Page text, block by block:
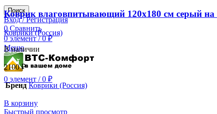
Поиск
Вход / Регистрация
0 Сравнить
0элемент / 0₽
Меню
0 элемент / 0 ₽
Коврик влаговпитывающий 120х180 см серый
Коврики (Россия)
В наличии
2100₽
Бренд Коврики (Россия)
В корзину
Быстрый просмотр